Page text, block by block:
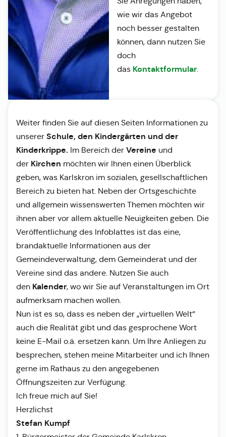
wie wir das Angebot
noch besser gestalten
können, dann nutzen Sie
doch
das Kontaktformular.
Weiter finden Sie auf diesen Seiten Informationen zu
unserer Schule, den Kindergärten und der
Kinderkrippe. Im Bereich der Vereine und
der Kirchen möchten wir Ihnen einen Überblick
geben, was Karlskron im sozialen, gesellschaftlichen
Bereich zu bieten hat. Neben der Ortsgeschichte
und allgemein wissenswerten Themen möchten wir
ihnen aber vor allem aktuelle Neuigkeiten geben. Die
Veröffentlichung des Infoblattes ist das eine,
brandaktuelle Informationen aus der
Gemeindeverwaltung, dem Gemeinderat und der
Vereine sind das andere. Nutzen Sie auch
den Kalender, wo wir Sie auf Veranstaltungen im Ort
aufmerksam machen wollen.
Nun ist es so, dass es neben der „virtuellen Welt“
auch die Realität gibt und das gesprochene Wort
keine E-Mail o.ä. ersetzen kann. Um Ihre Anliegen zu
besprechen, stehen meine Mitarbeiter und ich Ihnen
gerne im Rathaus zu den angegebenen
Öffnungszeiten zur Verfügung.
Ich freue mich auf Sie!
Herzlichst
Stefan Kumpf